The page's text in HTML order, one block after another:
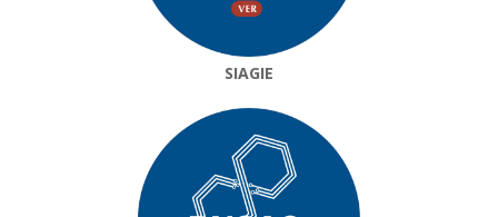
SIAGIE